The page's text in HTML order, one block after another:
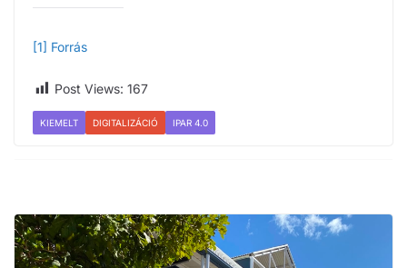
[1] Forrás
Post Views: 167
KIEMELT DIGITALIZÁCIÓ IPAR 4.0